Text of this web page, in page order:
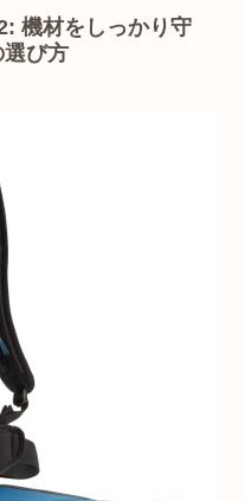
機材をしっかり守
選び方